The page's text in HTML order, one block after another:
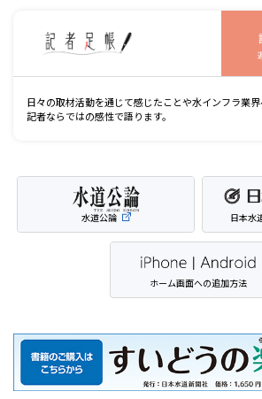
日々の取材活動を通じて感じたことや水インフラ業
記者ならではの感性で語ります。
水道公論 日本水
ホーム画面への追加方法